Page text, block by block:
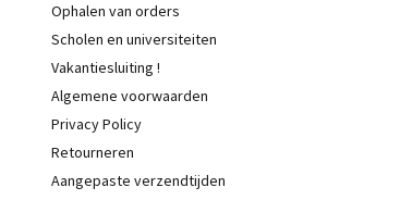
Ophalen van orders
Scholen en universiteiten
Vakantiesluiting !
Algemene voorwaarden
Privacy Policy
Retourneren
Aangepaste verzendtijden